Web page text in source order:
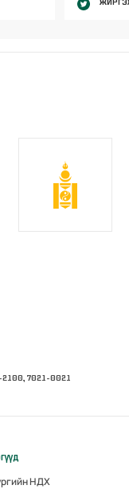
2100, 7021-0021
НДХ